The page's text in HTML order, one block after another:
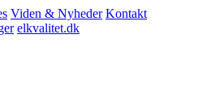
Viden & Nyheder Kontakt
elkvalitet.dk